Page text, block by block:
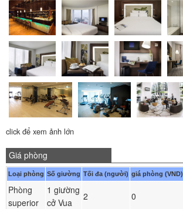
click để xem ảnh lớn
Giá phòng
Loại phòng Số giường Tối đa (người) giá phòng (VND)
Phòng
superior
1 giường
cở Vua
2 0